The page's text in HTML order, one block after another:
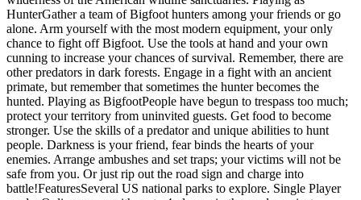
HunterGather a team of Bigfoot hunters among your friends or go
alone. Arm yourself with the most modern equipment, your only
chance to fight off Bigfoot. Use the tools at hand and your own
cunning to increase your chances of survival. Remember, there are
other predators in dark forests. Engage in a fight with an ancient
primate, but remember that sometimes the hunter becomes the
hunted. Playing as BigfootPeople have begun to trespass too much;
protect your territory from uninvited guests. Get food to become
stronger. Use the skills of a predator and unique abilities to hunt
people. Darkness is your friend, fear binds the hearts of your
enemies. Arrange ambushes and set traps; your victims will not be
safe from you. Or just rip out the road sign and charge into
battle!FeaturesSeveral US national parks to explore. Single Player